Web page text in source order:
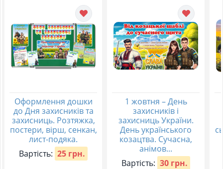
Оформлення дошки
до Дня захисників та
захисниць. Розтяжка,
постери, вірш, сенкан,
лист-подяка.
Вартість: 25 грн.
1 жовтня – День
захисників і
захисниць України.
День українського
козацтва. Сучасна,
анімов...
Вартість: 30 грн.